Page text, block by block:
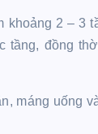
khoảng 2 – 3
tầng, đồng
máng uống